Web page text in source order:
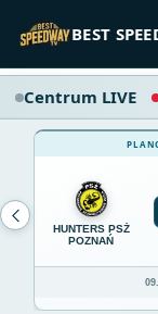
BEST
Centrum LIVE
HUNTERS PSŻ
POZNAŃ